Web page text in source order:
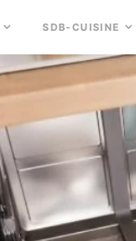
SDB-CUISINE